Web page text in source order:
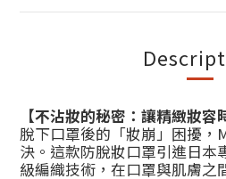
【不沾妝的秘密：讓精緻妝容
脫下口罩後的「妝崩」困擾，
決。這款防脫妝口罩引進日本
級編織技術，在口罩與肌膚之